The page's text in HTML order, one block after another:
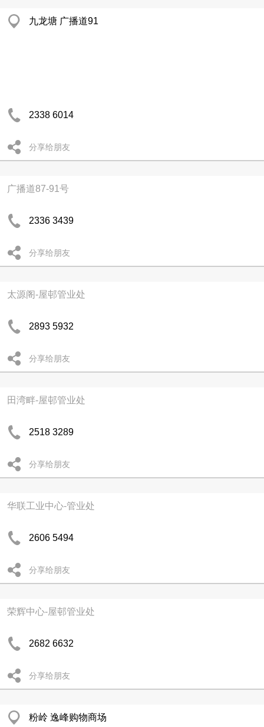
九龙塘 广播道91
2338 6014
分享给朋友
广播道87-91号
2336 3439
分享给朋友
太源阁-屋邨管业处
2893 5932
分享给朋友
田湾畔-屋邨管业处
2518 3289
分享给朋友
华联工业中心-管业处
2606 5494
分享给朋友
荣辉中心-屋邨管业处
2682 6632
分享给朋友
粉岭 逸峰购物商场